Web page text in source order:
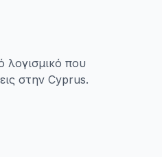
λογισμικό που
στην Cyprus.